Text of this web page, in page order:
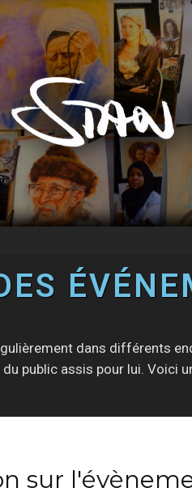
dans différents
public assis pour lui. Voici
sur